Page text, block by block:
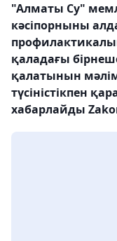
"Алматы Су"
кәсіпорныны
қаладағы
қалатынын
түсіністікпен
хабарлайды